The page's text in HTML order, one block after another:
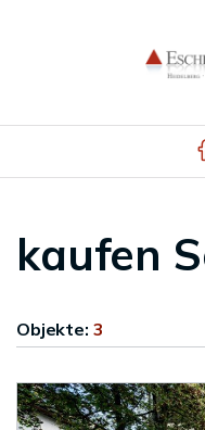
kaufen
Objekte: 3